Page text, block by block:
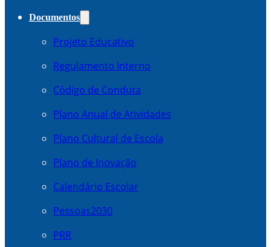
Documentos
Projeto Educativo
Regulamento Interno
Código de Conduta
Plano Anual de Atividades
Plano Cultural de Escola
Plano de Inovação
Calendário Escolar
Pessoas2030
PRR